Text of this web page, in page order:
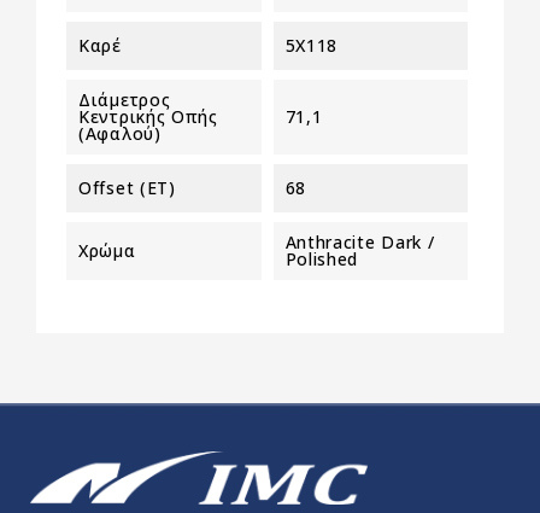
Καρέ 5X118
Διάμετρος
Κεντρικής Οπής
(αφαλού)
71,1
Offset (ET) 68
Χρώμα Anthracite Dark /
Polished